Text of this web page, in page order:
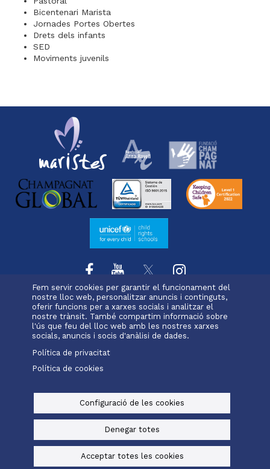
Bicentenari Marista
Jornades Portes Obertes
Drets dels infants
SED
Moviments juvenils
Fem servir cookies per garantir el funcionament del
nostre lloc web, personalitzar anuncis i continguts,
oferir funcions per a xarxes socials i analitzar el
nostre trànsit. També compartim informació sobre
l'ús que feu del lloc web amb les nostres xarxes
socials, anuncis i socis d'anàlisi de dades.
Política de privacitat
Política de cookies
Configuració de les cookies
Denegar totes
Acceptar totes les cookies
Menu
footer
ravell
L'escola Projecte educatiu
Oferta educativa
Serveis i extraescolars
Pastoral Matrícula
Alexia
Office 365
© Maristes Catalunya, 2025
Avís legal, política de privacitat i cookies
Baked byDigital Bakers